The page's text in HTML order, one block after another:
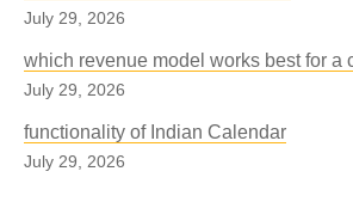
July 29, 2026
which revenue model works best for a
July 29, 2026
functionality of Indian Calendar
July 29, 2026